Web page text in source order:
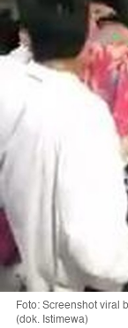
Foto: Screenshot viral
(dok. Istimewa)